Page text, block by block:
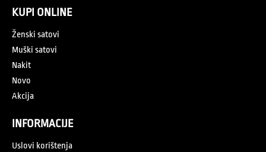
KUPI ONLINE
Ženski satovi
Muški satovi
Nakit
Novo
Akcija
INFORMACIJE
Uslovi korištenja